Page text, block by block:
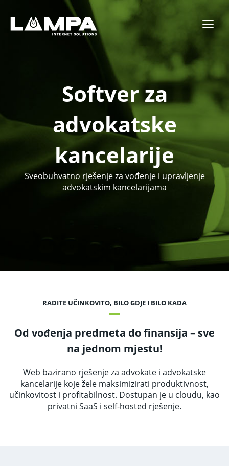
Softver za
advokatske
kancelarije
Sveobuhvatno rješenje za vođenje i upravljenje
advokatskim kancelarijama
RADITE UČINKOVITO, BILO GDJE I BILO KADA
Od vođenja predmeta do finansija – sve
na jednom mjestu!
Web bazirano rješenje za advokate i advokatske
kancelarije koje žele maksimizirati produktivnost,
učinkovitost i profitabilnost. Dostupan je u cloudu, kao
privatni SaaS i self-hosted rješenje.